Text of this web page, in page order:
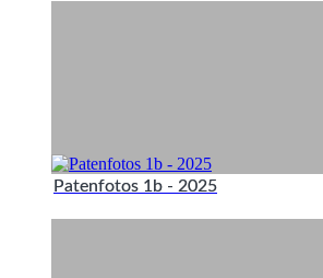
Patenfotos 1b - 2025